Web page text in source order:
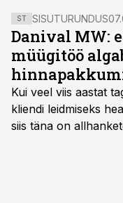
ST SISUTURUNDUS
Danival MW:
müügitöö
Kui veel viis aastat
kliendi leidmiseks
siis täna on